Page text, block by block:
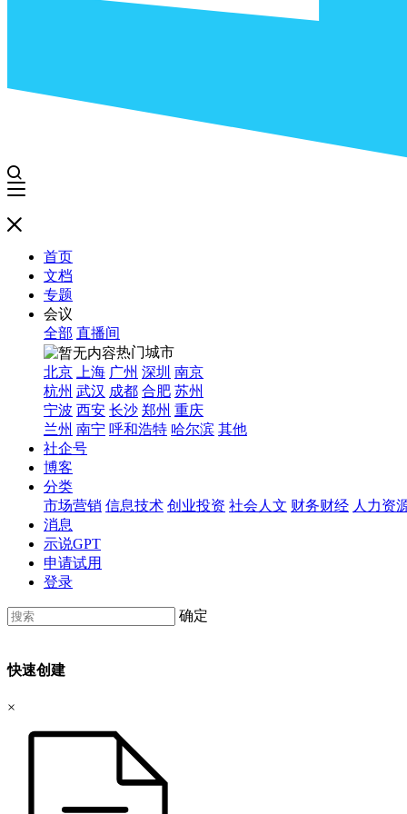
首页
文档
专题
会议
全部 直播间
热门城市
北京
上海 广州 深圳 南京
杭州 武汉 成都 合肥 苏州
宁波 西安 长沙 郑州 重庆
兰州 南宁 呼和浩特 哈尔滨 其他
社企号
博客
分类
市场营销 信息技术 创业投资 社会人文 财务财经 人力资
消息
示说GPT
申请试用
登录
确定
快速创建
×